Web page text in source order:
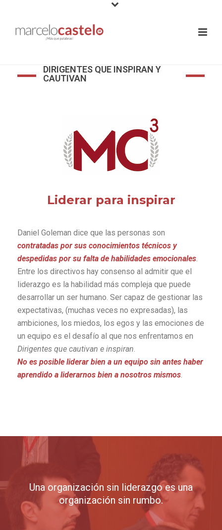
DIRIGENTES QUE INSPIRAN Y
CAUTIVAN
Liderar para inspirar
Daniel Goleman dice que las personas son
contratadas por sus conocimientos técnicos y
despedidas por su falta de habilidades emocionales.
Entre los directivos hay consenso al admitir que el
liderazgo es la habilidad más compleja que puede
desarrollar un ser humano. Ser capaz de gestionar las
expectativas, (muchas veces no expresadas), las
ambiciones, los miedos, los egos y las emociones de
un equipo es el desafío al que nos enfrentamos en
Dirigentes que cautivan e inspiran.
No es posible liderar bien a un equipo sin antes haber
aprendido a liderarnos bien a nosotros mismos.
Una organización sin liderazgo es una
organización sin rumbo.